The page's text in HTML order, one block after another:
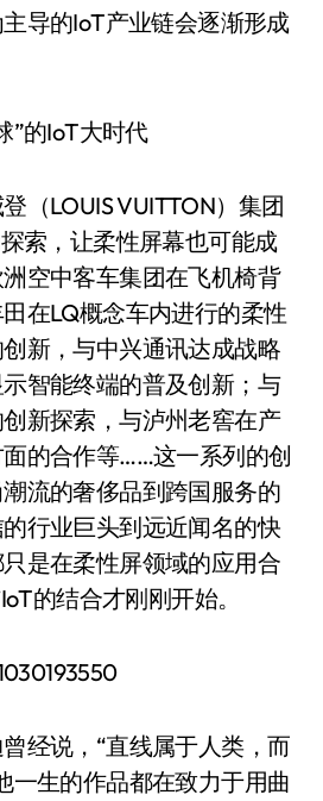
导的IoT产业链会逐渐形成
”的IoT大时代
（LOUIS VUITTON）集团
索，让柔性屏幕也可能成
空中客车集团在飞机椅背
在LQ概念车内进行的柔性
新，与中兴通讯达成战略
智能终端的普及创新；与
新探索，与泸州老窖在产
的合作等……这一系列的创
流的奢侈品到跨国服务的
行业巨头到远近闻名的快
是在柔性屏领域的应用合
的结合才刚刚开始。
经说，“直线属于人类，而
一生的作品都在致力于用曲